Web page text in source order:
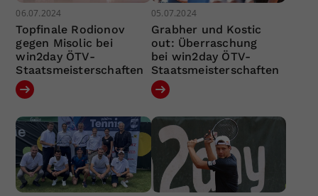
06.07.2024
Topfinale Rodionov
gegen Misolic bei
win2day ÖTV-
Staatsmeisterschaften
05.07.2024
Grabher und Kostic
out: Überraschung
bei win2day ÖTV-
Staatsmeisterschaften